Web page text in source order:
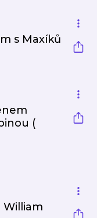
s Maxíků
(
William